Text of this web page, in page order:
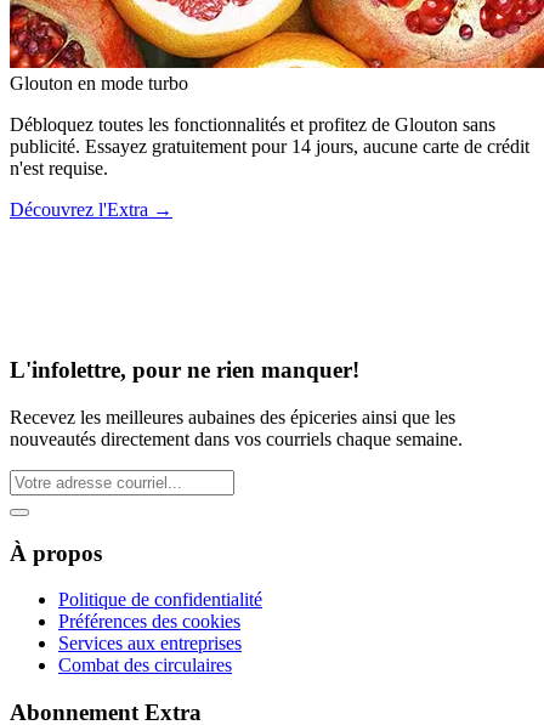
Glouton en mode turbo
Débloquez toutes les fonctionnalités et profitez de Glouton sans
publicité. Essayez gratuitement pour 14 jours, aucune carte de crédit
n'est requise.
Découvrez l'Extra →
L'infolettre, pour ne rien manquer!
Recevez les meilleures aubaines des épiceries ainsi que les
nouveautés directement dans vos courriels chaque semaine.
À propos
Politique de confidentialité
Préférences des cookies
Services aux entreprises
Combat des circulaires
Abonnement Extra